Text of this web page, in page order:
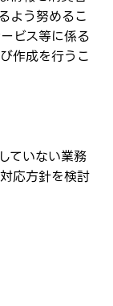
よう努めるこ
ビス等に係る
作成を行うこ
ていない業務
応方針を検討